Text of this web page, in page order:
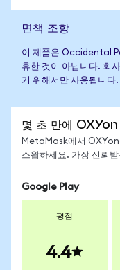
면책 조항
이 제품은 Occidental
휴한 것이 아닙니다. 회
기 위해서만 사용됩니다.
몇 초 만에 OXYon
MetaMask에서 OXYon
스왑하세요. 가장 신뢰
Google Play
평점
4.4